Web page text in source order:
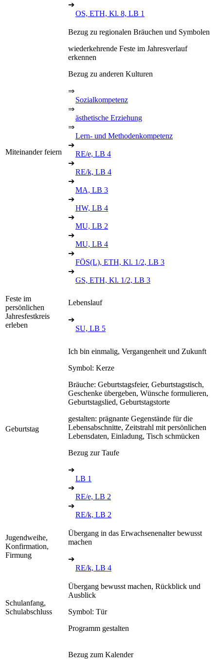
➔
OS, ETH, Kl. 8, LB 1
Miteinander feiern
Bezug zu regionalen Bräuchen und Symbolen
wiederkehrende Feste im Jahresverlauf
erkennen
Bezug zu anderen Kulturen
⇒
Sozialkompetenz
⇒
ästhetische Erziehung
⇒
Lern- und Methodenkompetenz
➔
RE/e, LB 4
➔
RE/k, LB 4
➔
MA, LB 3
➔
HW, LB 4
➔
MU, LB 2
➔
MU, LB 4
➔
FÖS(L), ETH, Kl. 1/2, LB 3
➔
GS, ETH, Kl. 1/2, LB 3
Feste im
persönlichen
Jahresfestkreis
erleben
Lebenslauf
➔
SU, LB 5
Geburtstag
Ich bin einmalig, Vergangenheit und Zukunft
Symbol: Kerze
Bräuche: Geburtstagsfeier, Geburtstagstisch,
Geschenke übergeben, Wünsche formulieren,
Geburtstagslied, Geburtstagstorte
gestalten: prägnante Gegenstände für die
Lebensabschnitte, Zeitstrahl mit persönlichen
Lebensdaten, Einladung, Tisch schmücken
Bezug zur Taufe
➔
LB 1
➔
RE/e, LB 2
➔
RE/k, LB 2
Jugendweihe,
Konfirmation,
Firmung
Übergang in das Erwachsenenalter bewusst
machen
➔
RE/k, LB 4
Schulanfang,
Schulabschluss
Übergang bewusst machen, Rückblick und
Ausblick
Symbol: Tür
Programm gestalten
Bezug zum Kalender